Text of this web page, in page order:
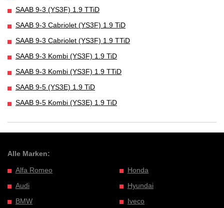
SAAB 9-3 (YS3F) 1.9 TTiD
SAAB 9-3 Cabriolet (YS3F) 1.9 TiD
SAAB 9-3 Cabriolet (YS3F) 1.9 TTiD
SAAB 9-3 Kombi (YS3F) 1.9 TiD
SAAB 9-3 Kombi (YS3F) 1.9 TTiD
SAAB 9-5 (YS3E) 1.9 TiD
SAAB 9-5 Kombi (YS3E) 1.9 TiD
Alle Marken:
Alfa Romeo
Audi
BMW
Honda
Hyundai
Iveco